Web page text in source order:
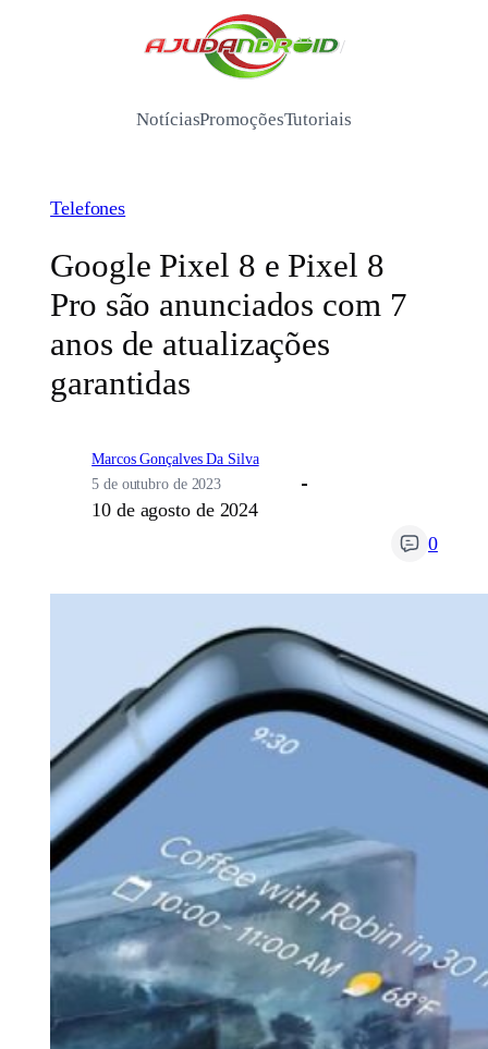
/
NotíciasPromoçõesTutoriais
Telefones
Google Pixel 8 e Pixel 8
Pro são anunciados com 7
anos de atualizações
garantidas
Marcos Gonçalves Da Silva
5 de outubro de 2023
10 de agosto de 2024
0